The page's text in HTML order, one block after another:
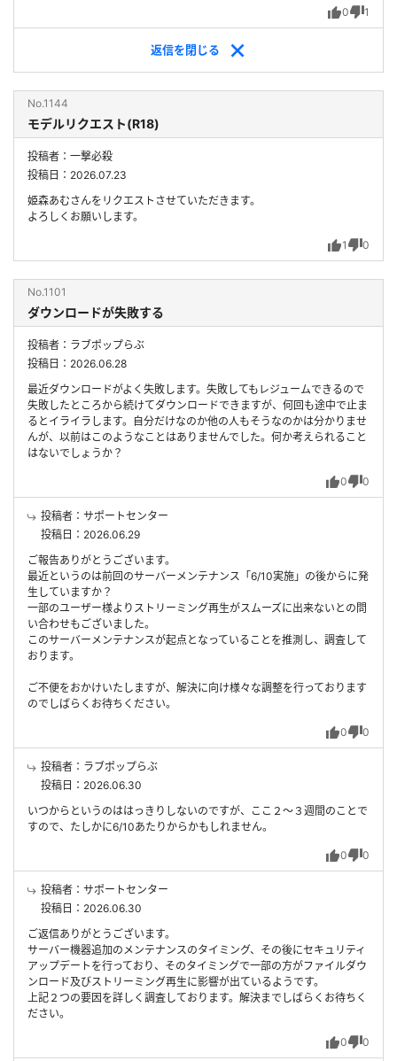
0 1
返信を閉じる
モデルリクエスト(R18)
No.1144
投稿者：一撃必殺
投稿日：2026.07.23
1 0
姫森あむさんをリクエストさせていただきます。
よろしくお願いします。
ダウンロードが失敗する
No.1101
投稿者：ラブポップらぶ
投稿日：2026.06.28
0 0
最近ダウンロードがよく失敗します。失敗してもレジュームできるので
失敗したところから続けてダウンロードできますが、何回も途中で止ま
るとイライラします。自分だけなのか他の人もそうなのかは分かりませ
んが、以前はこのようなことはありませんでした。何か考えられること
はないでしょうか？
投稿者：サポートセンター
投稿日：2026.06.29
0 0
ご報告ありがとうございます。
最近というのは前回のサーバーメンテナンス「6/10実施」の後からに発
生していますか？
一部のユーザー様よりストリーミング再生がスムーズに出来ないとの問
い合わせもございました。
このサーバーメンテナンスが起点となっていることを推測し、調査して
おります。
ご不便をおかけいたしますが、解決に向け様々な調整を行っております
のでしばらくお待ちください。
投稿者：ラブポップらぶ
投稿日：2026.06.30
0 0
いつからというのははっきりしないのですが、ここ２～３週間のことで
すので、たしかに6/10あたりからかもしれません。
投稿者：サポートセンター
投稿日：2026.06.30
0 0
ご返信ありがとうございます。
サーバー機器追加のメンテナンスのタイミング、その後にセキュリティ
アップデートを行っており、そのタイミングで一部の方がファイルダウ
ンロード及びストリーミング再生に影響が出ているようです。
上記２つの要因を詳しく調査しております。解決までしばらくお待ちく
ださい。